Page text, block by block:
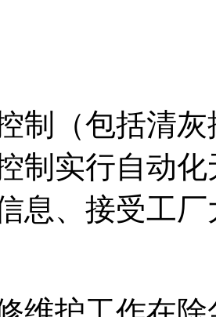
制（包括清
制实行自动
息、接受工